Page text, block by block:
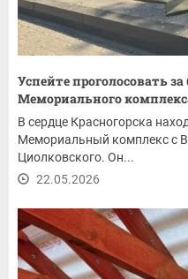
Успейте проголосовать
Мемориального
В сердце Красногорска
Мемориальный комплекс с
Циолковского. Он...
22.05.2026